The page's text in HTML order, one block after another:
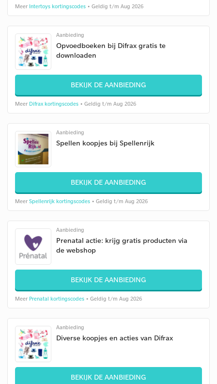
Meer Intertoys kortingscodes • Geldig t/m Aug 2026
Aanbieding
Opvoedboeken bij Difrax gratis te
downloaden
BEKIJK DE AANBIEDING
Meer Difrax kortingscodes • Geldig t/m Aug 2026
Aanbieding
Spellen koopjes bij Spellenrijk
BEKIJK DE AANBIEDING
Meer Spellenrijk kortingscodes • Geldig t/m Aug 2026
Aanbieding
Prenatal actie: krijg gratis producten via
de webshop
BEKIJK DE AANBIEDING
Meer Prenatal kortingscodes • Geldig t/m Aug 2026
Aanbieding
Diverse koopjes en acties van Difrax
BEKIJK DE AANBIEDING